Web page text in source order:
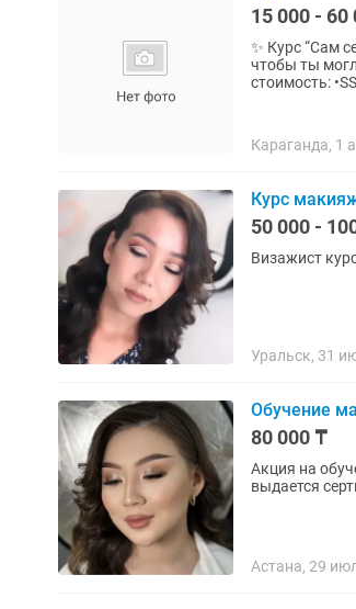
15 000 - 60
✨ Курс “Сам себе визажист” ✨ Красота в
чтобы ты могла
стоимость:
Караганда, 1
Курс
50 000 -
Уральск, 31
Обучение
80 000 ₸
Акция на обучение Макияж - визажист Базовый курс 7 дней 6
Астана, 29